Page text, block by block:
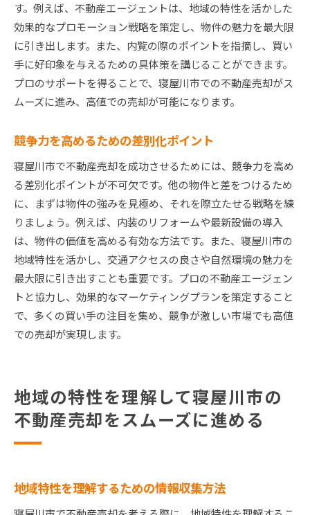
す。例えば、不動産エージェントは、地域の特性を活かした
効果的なプロモーション戦略を策定し、物件の魅力を最大限
に引き出します。また、内覧の際のポイントを指摘し、買い
手に好印象を与えるための具体策を講じることができます。
プロのサポートを得ることで、寝屋川市での不動産売却がス
ムーズに進み、高値での売却が可能になります。
競争力を高めるための差別化ポイント
寝屋川市で不動産売却を成功させるためには、競争力を高め
る差別化ポイントが不可欠です。他の物件と差をつけるため
に、まずは物件の強みを見極め、それを際立たせる戦略を練
りましょう。例えば、内装のリフォームや最新設備の導入
は、物件の価値を高める有効な方法です。また、寝屋川市の
地域特性を活かし、交通アクセスの良さや自然環境の魅力を
最大限に引き出すことも重要です。プロの不動産エージェン
トと協力し、効果的なマーケティングプランを策定すること
で、多くの買い手の注目を集め、競争が激しい市場でも高値
での売却が実現します。
地域の特性を理解して寝屋川市の
不動産売却をスムーズに進める
地域特性を理解するための情報収集方法